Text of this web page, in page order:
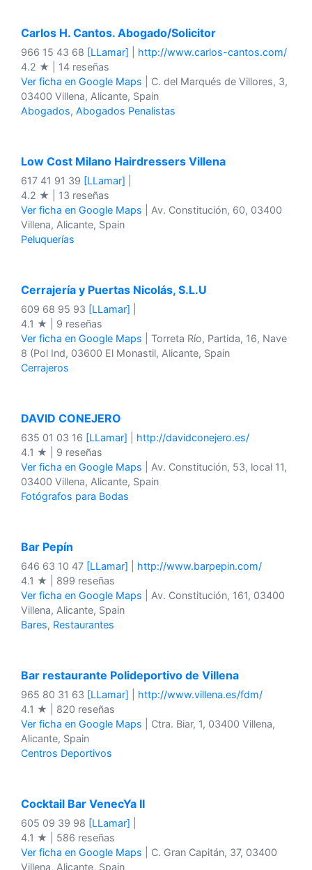
Carlos H. Cantos. Abogado/Solicitor
966 15 43 68 [LLamar]
http://www.carlos-cantos.com/
4.2 ★ | 14 reseñas
Ver ficha en Google Maps | C. del Marqués de Villores, 3,
03400 Villena, Alicante, Spain
Abogados, Abogados Penalistas
Low Cost Milano Hairdressers Villena
617 41 91 39 [LLamar]
4.2 ★ | 13 reseñas
Ver ficha en Google Maps | Av. Constitución, 60, 03400
Villena, Alicante, Spain
Peluquerías
Cerrajería y Puertas Nicolás, S.L.U
609 68 95 93 [LLamar]
4.1 ★ | 9 reseñas
Ver ficha en Google Maps | Torreta Río, Partida, 16, Nave
8 (Pol Ind, 03600 El Monastil, Alicante, Spain
Cerrajeros
DAVID CONEJERO
635 01 03 16 [LLamar]
http://davidconejero.es/
4.1 ★ | 9 reseñas
Ver ficha en Google Maps | Av. Constitución, 53, local 11,
03400 Villena, Alicante, Spain
Fotógrafos para Bodas
Bar Pepín
646 63 10 47 [LLamar]
http://www.barpepin.com/
4.1 ★ | 899 reseñas
Ver ficha en Google Maps | Av. Constitución, 161, 03400
Villena, Alicante, Spain
Bares, Restaurantes
Bar restaurante Polideportivo de Villena
965 80 31 63 [LLamar]
http://www.villena.es/fdm/
4.1 ★ | 820 reseñas
Ver ficha en Google Maps | Ctra. Biar, 1, 03400 Villena,
Alicante, Spain
Centros Deportivos
Cocktail Bar VenecYa II
605 09 39 98 [LLamar]
4.1 ★ | 586 reseñas
Ver ficha en Google Maps | C. Gran Capitán, 37, 03400
Villena, Alicante, Spain